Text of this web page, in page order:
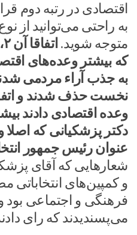
اقتصادی در رتبه دوم
به راحتی می‌توانید از
متوجه شوید.
که بیشتر وعده‌های
به جذب آراء مردمی
وعده اقتصادی دادند
دکتر پزشکیانی که اصلا
عنوان رئیس جمهور
شعار‌هایی که آقای
و کمپین‌های
فرهنگی و اجتماعی بود
می‌پسندیدند که رای